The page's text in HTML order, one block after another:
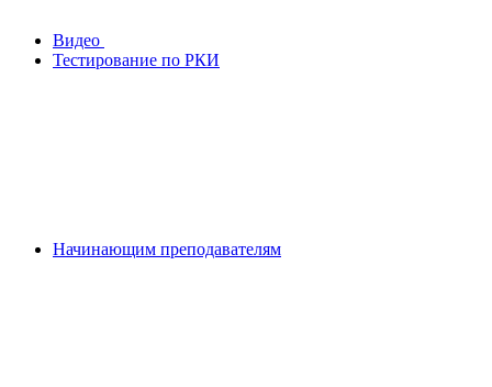
Видео
Тестирование по РКИ
Начинающим преподавателям